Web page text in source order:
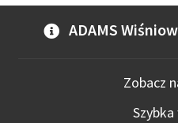
ADAMS
Zobacz